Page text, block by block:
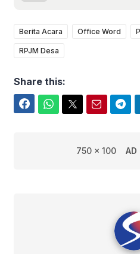
Berita Acara Office Word
RPJM Desa
Share this:
750 x 100 AD